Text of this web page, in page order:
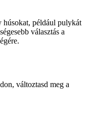
húsokat, például pulykát
választás a
változtasd meg a